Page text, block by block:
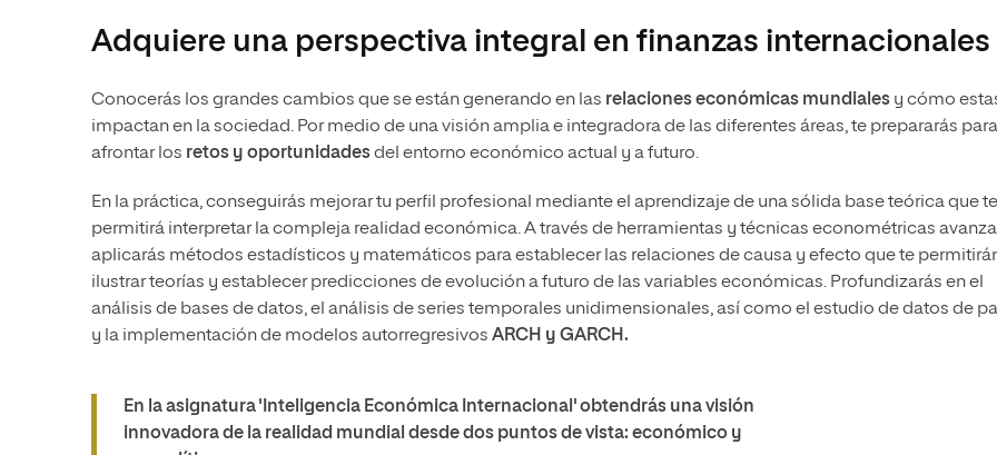
Adquiere una perspectiva integral en finanzas internacionales
Conocerás los grandes cambios que se están generando en las relaciones económicas mundiales y cómo
impactan en la sociedad. Por medio de una visión amplia e integradora de las diferentes áreas, te prepararás para
afrontar los retos y oportunidadesdel entorno económico actual y a futuro.
En la práctica, conseguirás mejorar tu perfil profesional mediante el aprendizaje de una sólida base teórica que te
permitirá interpretar la compleja realidad económica. A través de herramientas y técnicas econométricas
aplicarás métodos estadísticos y matemáticos para establecer las relaciones de causa y efecto que te
ilustrar teorías y establecer predicciones de evolución a futuro de las variables económicas. Profundizarás en el
análisis de bases de datos, el análisis de series temporales unidimensionales, así como el estudio de datos de
y la implementación de modelos autorregresivos ARCH y GARCH.
En la asignatura 'Inteligencia Económica Internacional' obtendrás una visión
innovadora de la realidad mundial desde dos puntos de vista: económico y